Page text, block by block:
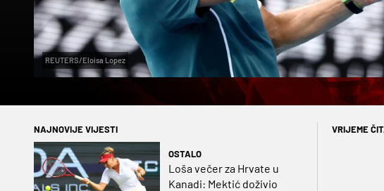
REUTERS/Eloisa Lopez
NAJNOVIJE VIJESTI
OSTALO
Loša večer za Hrvate u
Kanadi: Mektić doživio
VRIJEME